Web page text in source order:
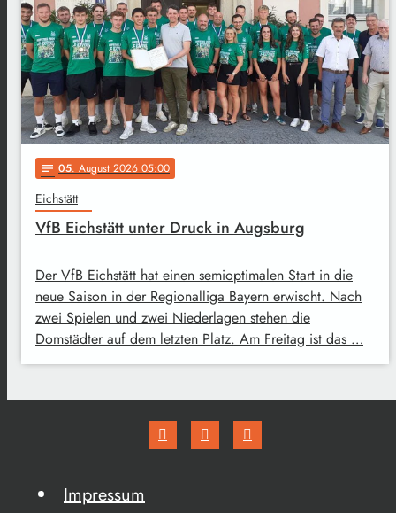
notes 05. August 2026 05:00
Eichstätt
VfB Eichstätt unter Druck in Augsburg
Der VfB Eichstätt hat einen semioptimalen Start in die
neue Saison in der Regionalliga Bayern erwischt. Nach
zwei Spielen und zwei Niederlagen stehen die
Domstädter auf dem letzten Platz. Am Freitag ist das …
Impressum